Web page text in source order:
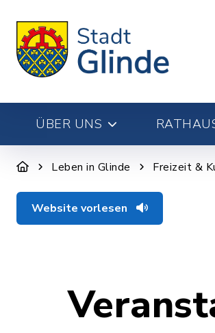
ÜBER UNS
Leben in Glinde Freizeit &
Website vorlesen